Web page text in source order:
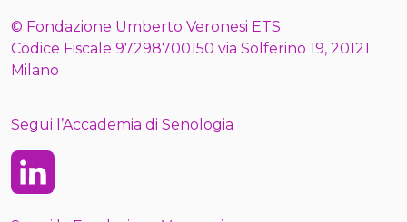
© Fondazione Umberto Veronesi ETS
Codice Fiscale 97298700150 via Solferino 19, 20121
Milano
Segui l’Accademia di Senologia
Linkedin